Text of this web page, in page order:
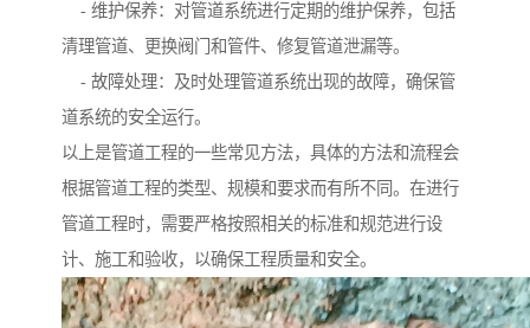
- 维护保养：对管道系统进行定期的维护保养，包括
清理管道、更换阀门和管件、修复管道泄漏等。
- 故障处理：及时处理管道系统出现的故障，确保管
道系统的安全运行。
以上是管道工程的一些常见方法，具体的方法和流程会
根据管道工程的类型、规模和要求而有所不同。在进行
管道工程时，需要严格按照相关的标准和规范进行设
计、施工和验收，以确保工程质量和安全。